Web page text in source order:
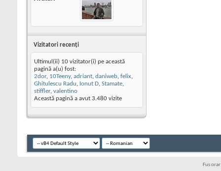
Vizitatori recenţi
Ultimul(ii) 10 vizitator(i) pe această
pagină a(u) fost:
2dor, 10Teeny, adriant, daniweb, felix,
Ghitulescu Radu, Ionut D, Stamate,
stiffler, valentino
Această pagină a avut 3.480 vizite
Fus